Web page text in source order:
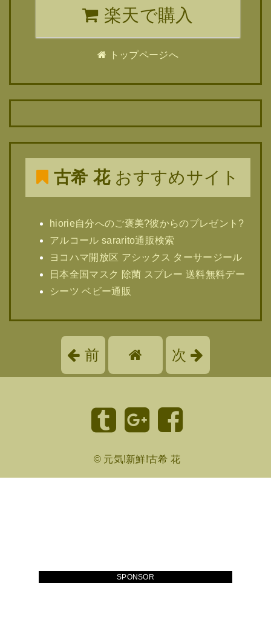
楽天で購入
トップページへ
古希 花おすすめサイト
hiorie自分へのご褒美?彼からのプレゼント?
アルコール sararito通販検索
ヨコハマ開放区 アシックス ターサージール
日本全国マスク 除菌 スプレー 送料無料デー
シーツ ベビー通販
前 次
© 元気!新鮮!古希 花
SPONSOR